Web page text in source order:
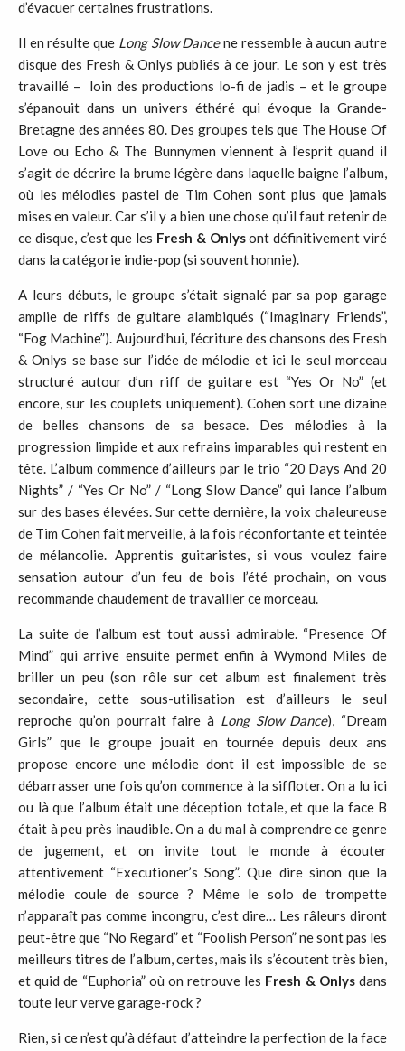
d’évacuer certaines frustrations.
Il en résulte que Long Slow Dancene ressemble à aucun autre
disque des Fresh & Onlys publiés à ce jour. Le son y est très
travaillé – loin des productions lo-fi de jadis – et le groupe
s’épanouit dans un univers éthéré qui évoque la Grande-
Bretagne des années 80. Des groupes tels que The House Of
Love ou Echo & The Bunnymen viennent à l’esprit quand il
s’agit de décrire la brume légère dans laquelle baigne l’album,
où les mélodies pastel de Tim Cohen sont plus que jamais
mises en valeur. Car s’il y a bien une chose qu’il faut retenir de
ce disque, c’est que les Fresh & Onlysont définitivement viré
dans la catégorie indie-pop (si souvent honnie).
A leurs débuts, le groupe s’était signalé par sa pop garage
amplie de riffs de guitare alambiqués (“Imaginary Friends”,
“Fog Machine”). Aujourd’hui, l’écriture des chansons des Fresh
& Onlys se base sur l’idée de mélodie et ici le seul morceau
structuré autour d’un riff de guitare est “Yes Or No” (et
encore, sur les couplets uniquement). Cohen sort une dizaine
de belles chansons de sa besace. Des mélodies à la
progression limpide et aux refrains imparables qui restent en
tête. L’album commence d’ailleurs par le trio “20 Days And 20
Nights” / “Yes Or No” / “Long Slow Dance” qui lance l’album
sur des bases élevées. Sur cette dernière, la voix chaleureuse
de Tim Cohen fait merveille, à la fois réconfortante et teintée
de mélancolie. Apprentis guitaristes, si vous voulez faire
sensation autour d’un feu de bois l’été prochain, on vous
recommande chaudement de travailler ce morceau.
La suite de l’album est tout aussi admirable. “Presence Of
Mind” qui arrive ensuite permet enfin à Wymond Miles de
briller un peu (son rôle sur cet album est finalement très
secondaire, cette sous-utilisation est d’ailleurs le seul
reproche qu’on pourrait faire à Long Slow Dance), “Dream
Girls” que le groupe jouait en tournée depuis deux ans
propose encore une mélodie dont il est impossible de se
débarrasser une fois qu’on commence à la siffloter. On a lu ici
ou là que l’album était une déception totale, et que la face B
était à peu près inaudible. On a du mal à comprendre ce genre
de jugement, et on invite tout le monde à écouter
attentivement “Executioner’s Song”. Que dire sinon que la
mélodie coule de source ? Même le solo de trompette
n’apparaît pas comme incongru, c’est dire… Les râleurs diront
peut-être que “No Regard” et “Foolish Person” ne sont pas les
meilleurs titres de l’album, certes, mais ils s’écoutent très bien,
et quid de “Euphoria” où on retrouve les Fresh & Onlysdans
toute leur verve garage-rock ?
Rien, si ce n’est qu’à défaut d’atteindre la perfection de la face